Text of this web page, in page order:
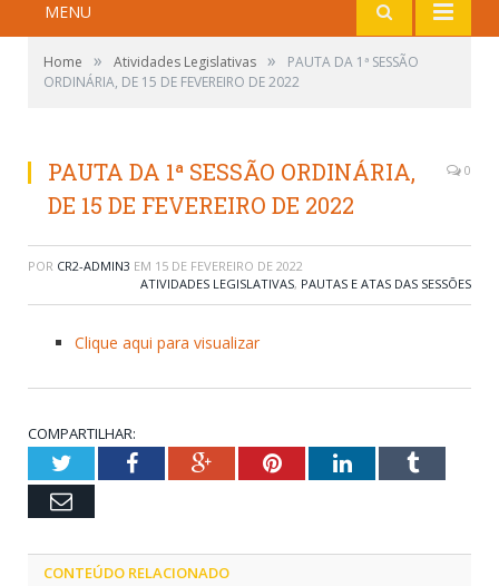
MENU
Home » Atividades Legislativas »
PAUTA DA 1ª SESSÃO
ORDINÁRIA, DE 15 DE FEVEREIRO DE 2022
PAUTA DA 1ª SESSÃO ORDINÁRIA,
DE 15 DE FEVEREIRO DE 2022
0
POR CR2-ADMIN3 EM 15 DE FEVEREIRO DE 2022
ATIVIDADES LEGISLATIVAS, PAUTAS E ATAS DAS SESSÕES
Clique aqui para visualizar
COMPARTILHAR:
TwitterFacebookGoogle+PinterestLinkedInTumblr
Email
CONTEÚDO RELACIONADO